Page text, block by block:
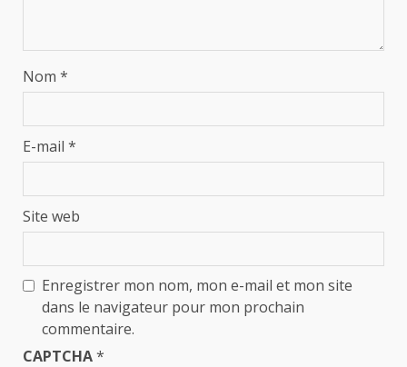
Nom *
E-mail *
Site web
Enregistrer mon nom, mon e-mail et mon site
dans le navigateur pour mon prochain
commentaire.
CAPTCHA*